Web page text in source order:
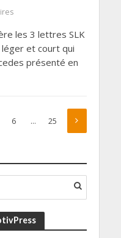
les 3 lettres SLK
et court qui
présenté en
6 … 25